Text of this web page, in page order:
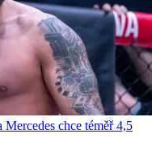
chce téměř 4,5